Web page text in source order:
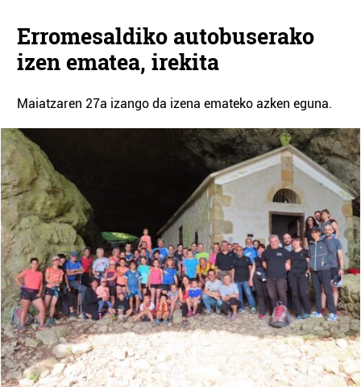
Erromesaldiko autobuserako
izen ematea, irekita
Maiatzaren 27a izango da izena emateko azken eguna.